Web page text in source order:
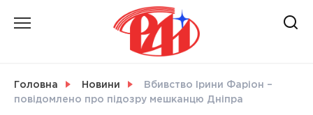
Головна Новини
Вбивство Ірини Фаріон –
повідомлено про підозру мешканцю Дніпра